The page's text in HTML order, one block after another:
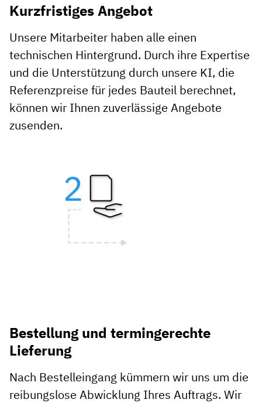
Kurzfristiges Angebot
Unsere Mitarbeiter haben alle einen
technischen Hintergrund. Durch ihre Expertise
und die Unterstützung durch unsere KI, die
Referenzpreise für jedes Bauteil berechnet,
können wir Ihnen zuverlässige Angebote
zusenden.
Bestellung und termingerechte
Lieferung
Nach Bestelleingang kümmern wir uns um die
reibungslose Abwicklung Ihres Auftrags. Wir